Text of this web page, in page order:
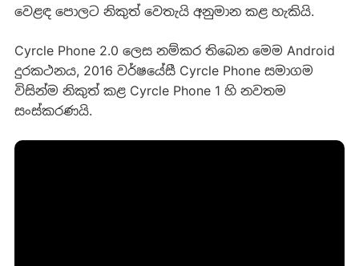
වෙළඳ පොලට නිකුත් වෙතැයි අනුමාන කළ හැකියි.
Cyrcle Phone 2.0 ලෙස නම්කර තිබෙන මෙම Android
දුරකථනය, 2016 වර්ෂයේසී Cyrcle Phone සමාගම
විසින්ම නිකුත් කළ Cyrcle Phone 1 හි නවතම
සංස්කරණයි.